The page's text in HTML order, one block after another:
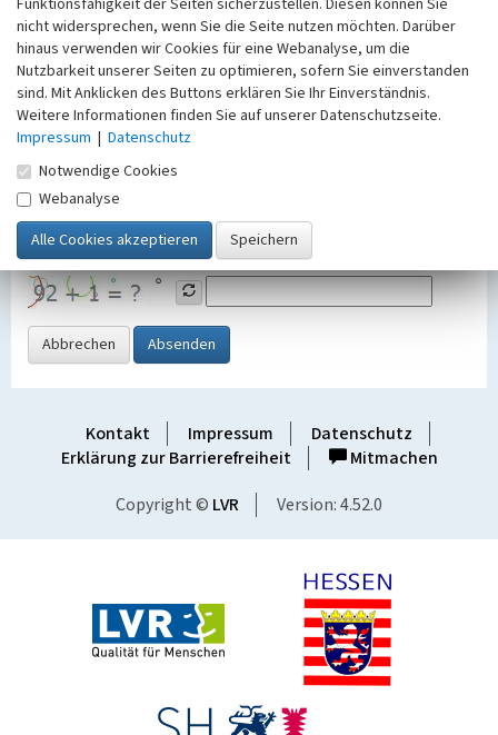
dem 25.05.2018 gültigen Europäischen Datenschutzgrundverordnung
(EU-DSGVO) vertraulich behandelt, beachten Sie bitte unsere
Hinweise zumDatenschutz
Nachricht
SicherheitsabfrageTragen Sie unten das Rechenergebnis aus der
Grafik ein
Abbrechen Absenden
Kontakt Impressum
Datenschutz
Erklärung zur Barrierefreiheit
Mitmachen
Copyright © LVR Version: 4.52.0
Funktionsfähigkeit der Seiten sicherzustellen. Diesen können Sie
nicht widersprechen, wenn Sie die Seite nutzen möchten. Darüber
hinaus verwenden wir Cookies für eine Webanalyse, um die
Nutzbarkeit unserer Seiten zu optimieren, sofern Sie einverstanden
sind. Mit Anklicken des Buttons erklären Sie Ihr Einverständnis.
Weitere Informationen finden Sie auf unserer Datenschutzseite.
Impressum | Datenschutz
Notwendige Cookies
Webanalyse